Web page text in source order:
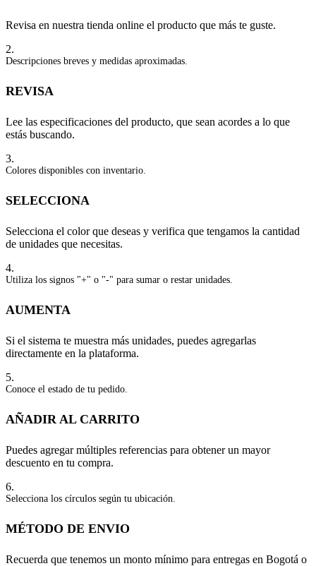
Revisa en nuestra tienda online el producto que más te guste.
2.
Descripciones breves y medidas aproximadas.
REVISA
Lee las especificaciones del producto, que sean acordes a lo que
estás buscando.
3.
Colores disponibles con inventario.
SELECCIONA
Selecciona el color que deseas y verifica que tengamos la cantidad
de unidades que necesitas.
4.
Utiliza los signos "+" o "-" para sumar o restar unidades.
AUMENTA
Si el sistema te muestra más unidades, puedes agregarlas
directamente en la plataforma.
5.
Conoce el estado de tu pedido.
AÑADIR AL CARRITO
Puedes agregar múltiples referencias para obtener un mayor
descuento en tu compra.
6.
Selecciona los círculos según tu ubicación.
MÉTODO DE ENVIO
Recuerda que tenemos un monto mínimo para entregas en Bogotá o